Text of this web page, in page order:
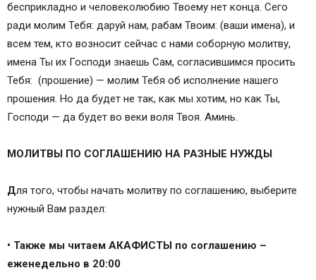
бесприкладно и человеколюбию Твоему нет конца. Сего
ради молим Тебя: даруй нам, рабам Твоим: (ваши имена), и
всем тем, кто возносит сейчас с нами соборную молитву,
имена Ты их Господи знаешь Сам, согласившимся просить
Тебя: (прошение) — молим Тебя об исполнение нашего
прошения. Но да будет не так, как мы хотим, но как Ты,
Господи — да будет во веки воля Твоя. Аминь.
МОЛИТВЫ ПО СОГЛАШЕНИЮ НА РАЗНЫЕ НУЖДЫ
Для того, чтобы начать молитву по соглашению, выберите
нужный Вам раздел:
• Также мы читаем АКАФИСТЫ по соглашению –
еженедельно в 20:00